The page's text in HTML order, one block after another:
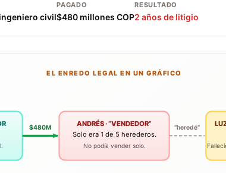
civil
PAGADO
$480 millones COP
RESULTADO
2 años de litigio
EL ENREDO LEGAL EN UN GRÁFICO
ANDRÉS · “VENDEDOR”
Solo era 1 de 5 herederos.
No podía vender solo.
$480M “heredé”